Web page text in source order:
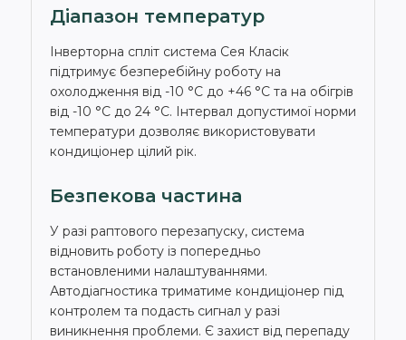
Діапазон температур
Інверторна спліт система Сея Класік
підтримує безперебійну роботу на
охолодження від -10 °С до +46 °С та на обігрів
від -10 °С до 24 °С. Інтервал допустимої норми
температури дозволяє використовувати
кондиціонер цілий рік.
Безпекова частина
У разі раптового перезапуску, система
відновить роботу із попередньо
встановленими налаштуваннями.
Автодіагностика триматиме кондиціонер під
контролем та подасть сигнал у разі
виникнення проблеми. Є захист від перепаду